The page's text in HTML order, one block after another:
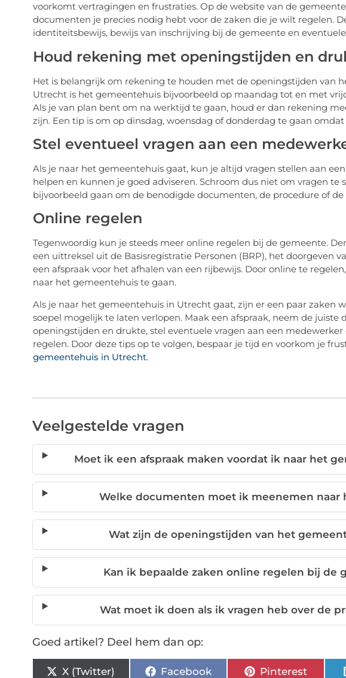
voorkomt vertragingen en frustraties. Op de website van de
documenten je precies nodig hebt voor de zaken die je wilt regelen.
identiteitsbewijs, bewijs van inschrijving bij de gemeente en
Houd rekening met openingstijden en
Het is belangrijk om rekening te houden met de openingstijden van
Utrecht is het gemeentehuis bijvoorbeeld op maandag tot en met
Als je van plan bent om na werktijd te gaan, houd er dan rekening
zijn. Een tip is om op dinsdag, woensdag of donderdag te gaan
Stel eventueel vragen aan een
Als je naar het gemeentehuis gaat, kun je altijd vragen stellen aan
helpen en kunnen je goed adviseren. Schroom dus niet om vragen te
bijvoorbeeld gaan om de benodigde documenten, de procedure of de
Online regelen
Tegenwoordig kun je steeds meer online regelen bij de gemeente.
een uittreksel uit de Basisregistratie Personen (BRP), het doorgeven
een afspraak voor het afhalen van een rijbewijs. Door online te
naar het gemeentehuis te gaan.
Als je naar het gemeentehuis in Utrecht gaat, zijn er een paar zaken
soepel mogelijk te laten verlopen. Maak een afspraak, neem de
openingstijden en drukte, stel eventuele vragen aan een
regelen. Door deze tips op te volgen, bespaar je tijd en voorkom je
gemeentehuis in Utrecht.
Veelgestelde vragen
Moet ik een afspraak maken voordat ik naar het
Welke documenten moet ik meenemen naar
Wat zijn de openingstijden van het
Kan ik bepaalde zaken online regelen bij de
Wat moet ik doen als ik vragen heb over de
Goed artikel? Deel hem dan op:
X (Twitter) Facebook Pinterest